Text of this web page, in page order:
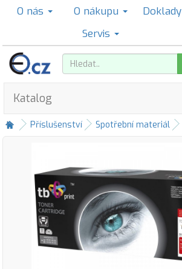
O nás O nákupu Doklady
Servis
Katalog
Příslušenství Spotřební materiál